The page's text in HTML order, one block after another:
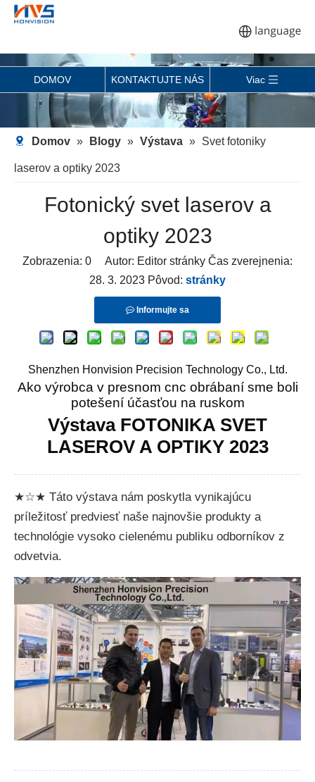
DOMOV KONTAKTUJTE NÁS Viac
Domov » Blogy » Výstava » Svet fotoniky
laserov a optiky 2023
Fotonický svet laserov a
optiky 2023
Zobrazenia: 0 Autor: Editor stránky Čas zverejnenia:
28. 3. 2023 Pôvod: stránky
Informujte sa
Shenzhen Honvision Precision Technology Co., Ltd.
Ako výrobca v presnom cnc obrábaní sme boli
potešení účasťou na ruskom
Výstava FOTONIKA SVET
LASEROV A OPTIKY 2023
★☆★ Táto výstava nám poskytla vynikajúcu
príležitosť predviesť naše najnovšie produkty a
technológie vysoko cielenému publiku odborníkov z
odvetvia.